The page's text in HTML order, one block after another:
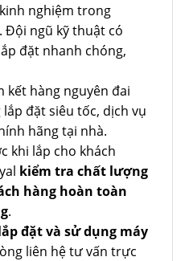
nghiệm trong
Đội ngũ kỹ thuật có
đặt nhanh chóng,
kết hàng nguyên đai
đặt siêu tốc, dịch vụ
hãng tại nhà.
khi lắp cho khách
kiểm tra chất lượng
hàng hoàn toàn
.
đặt và sử dụng máy
liên hệ tư vấn trực